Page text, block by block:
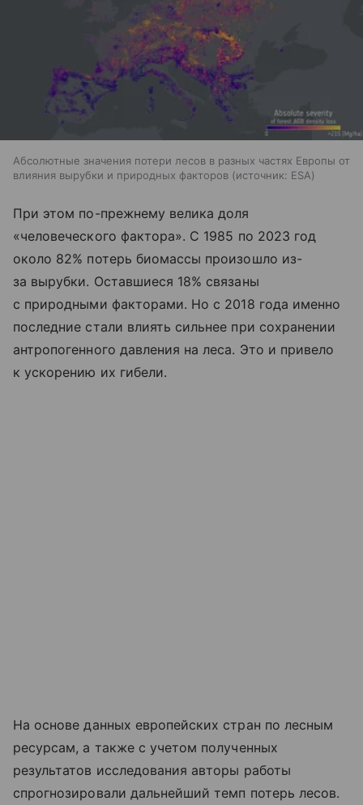
Абсолютные значения потери лесов в разных частях Европы от
влияния вырубки и природных факторов
источник: ESA
При этом по-прежнему велика доля
«человеческого фактора». С 1985 по 2023 год
около 82% потерь биомассы произошло из-
за вырубки. Оставшиеся 18% связаны
с природными факторами. Но с 2018 года именно
последние стали влиять сильнее при сохранении
антропогенного давления на леса. Это и привело
к ускорению их гибели.
На основе данных европейских стран по лесным
ресурсам, а также с учетом полученных
результатов исследования авторы работы
спрогнозировали дальнейший темп потерь лесов.